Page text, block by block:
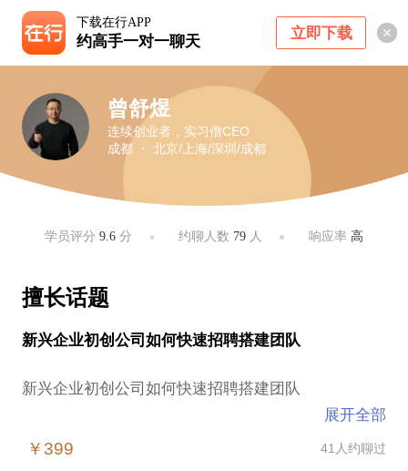
下载在行APP
约高手一对一聊天 立即下载
曾舒煜
连续创业者，实习僧CEO
成都 ・ 北京/上海/深圳/成都
学员评分9.6 分 约聊人数 79人 响应率 高
擅长话题
新兴企业初创公司如何快速招聘搭建团队
新兴企业初创公司如何快速招聘搭建团队
学生用户）和HiAll创始人（国内第一家雇主品牌领域
展开全部
￥399 41人约聊过